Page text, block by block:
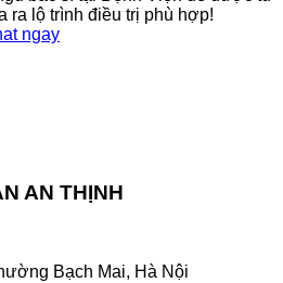
ra lộ trình điều trị phù hợp!
ngay
AN THỊNH
Bạch Mai, Hà Nội